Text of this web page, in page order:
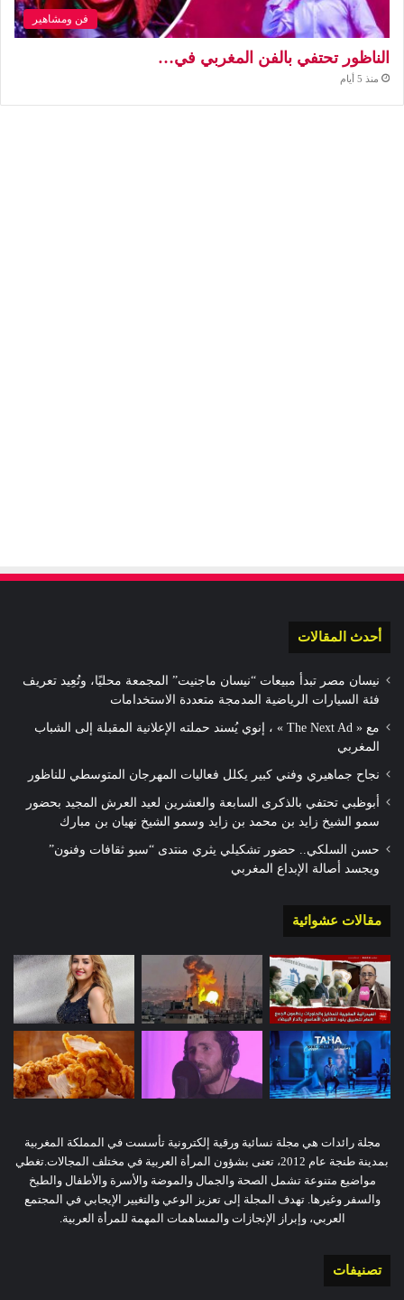
فن ومشاهير
الناظور تحتفي بالفن المغربي في…
منذ 5 أيام
أحدث المقالات
نيسان مصر تبدأ مبيعات “نيسان ماجنيت” المجمعة محليًا، وتُعِيد تعريف
فئة السيارات الرياضية المدمجة متعددة الاستخدامات
مع « The Next Ad » ، إنوي يُسند حملته الإعلانية المقبلة إلى الشباب
المغربي
نجاح جماهيري وفني كبير يكلل فعاليات المهرجان المتوسطي للناظور
أبوظبي تحتفي بالذكرى السابعة والعشرين لعيد العرش المجيد بحضور
سمو الشيخ زايد بن محمد بن زايد وسمو الشيخ نهيان بن مبارك
حسن السلكي.. حضور تشكيلي يثري منتدى “سبو ثقافات وفنون”
ويجسد أصالة الإبداع المغربي
مقالات عشوائية
مجلة رائدات هي مجلة نسائية ورقية إلكترونية تأسست في المملكة المغربية
بمدينة طنجة عام 2012، تعنى بشؤون المرأة العربية في مختلف المجالات.تغطي
مواضيع متنوعة تشمل الصحة والجمال والموضة والأسرة والأطفال والطبخ
والسفر وغيرها. تهدف المجلة إلى تعزيز الوعي والتغيير الإيجابي في المجتمع
العربي، وإبراز الإنجازات والمساهمات المهمة للمرأة العربية.
تصنيفات